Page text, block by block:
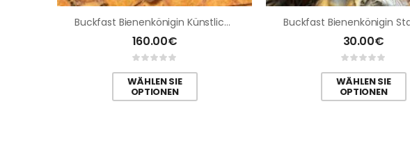
Buckfast Bienenkönigin Künstlich Besamt
160.00€
WÄHLEN SIE
OPTIONEN
30.00€
WÄHLEN SIE
OPTIONEN